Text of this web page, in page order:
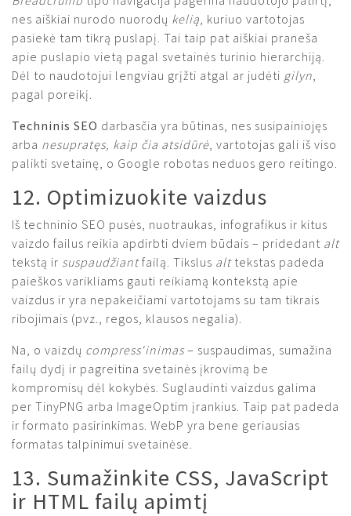
nes aiškiai nurodo nuorodų kelią , kuriuo vartotojas
pasiekė tam tikrą puslapį. Tai taip pat aiškiai praneša
apie puslapio vietą pagal svetainės turinio hierarchiją.
Dėl to naudotojui lengviau grįžti atgal ar judėti gilyn
pagal poreikį.
Techninis SEO darbasčia yra būtinas, nes susipainiojęs
arba nesupratęs, kaip čia atsidūrė , vartotojas gali iš viso
palikti svetainę, o Google robotas neduos gero reitingo.
12. Optimizuokite vaizdus
Iš techninio SEO pusės, nuotraukas, infografikus ir kitus
vaizdo failus reikia apdirbti dviem būdais – pridedant alt
tekstą ir suspaudžiantfailą. Tikslus alt tekstas padeda
paieškos varikliams gauti reikiamą kontekstą apie
vaizdus ir yra nepakeičiami vartotojams su tam tikrais
ribojimais (pvz., regos, klausos negalia).
Na, o vaizdų compress‘inimas – suspaudimas, sumažina
failų dydį ir pagreitina svetainės įkrovimą be
kompromisų dėl kokybės. Suglaudinti vaizdus galima
per TinyPNG arba ImageOptim įrankius. Taip pat padeda
ir formato pasirinkimas. WebP yra bene geriausias
formatas talpinimui svetainėse.
13. Sumažinkite CSS, JavaScript
ir HTML failų apimtį